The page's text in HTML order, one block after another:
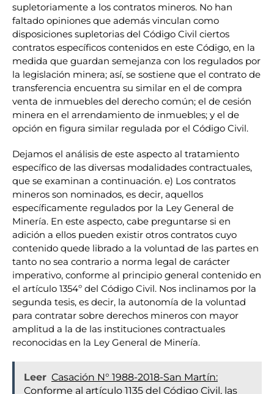
supletoriamente a los contratos mineros. No han
faltado opiniones que además vinculan como
disposiciones supletorias del Código Civil ciertos
contratos específicos contenidos en este Código, en la
medida que guardan semejanza con los regulados por
la legislación minera; así, se sostiene que el contrato de
transferencia encuentra su similar en el de compra
venta de inmuebles del derecho común; el de cesión
minera en el arrendamiento de inmuebles; y el de
opción en figura similar regulada por el Código Civil.
Dejamos el análisis de este aspecto al tratamiento
específico de las diversas modalidades contractuales,
que se examinan a continuación. e) Los contratos
mineros son nominados, es decir, aquellos
específicamente regulados por la Ley General de
Minería. En este aspecto, cabe preguntarse si en
adición a ellos pueden existir otros contratos cuyo
contenido quede librado a la voluntad de las partes en
tanto no sea contrario a norma legal de carácter
imperativo, conforme al principio general contenido en
el artículo 1354º del Código Civil. Nos inclinamos por la
segunda tesis, es decir, la autonomía de la voluntad
para contratar sobre derechos mineros con mayor
amplitud a la de las instituciones contractuales
reconocidas en la Ley General de Minería.
Leer Casación N° 1988-2018-San Martín:
Conforme al artículo 1135 del Código Civil, las